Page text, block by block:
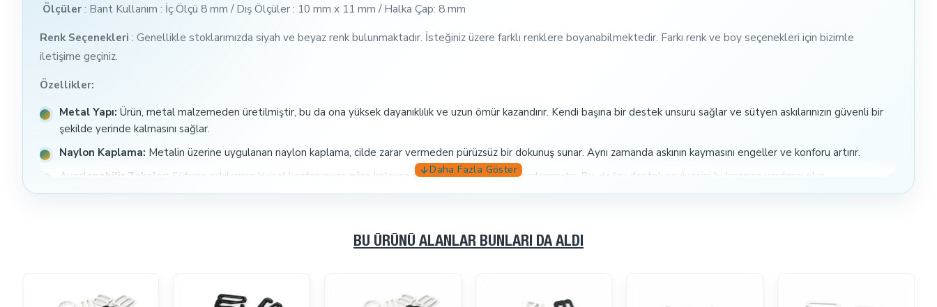
Ölçüler: Bant Kullanım : İç Ölçü 8 mm / Dış Ölçüler : 10 mm x 11 mm / Halka Çap: 8 mm
Renk Seçenekleri : Genellikle stoklarımızda siyah ve beyaz renk bulunmaktadır. İsteğiniz üzere farklı renklere boyanabilmektedir. Farkı renk ve boy seçenekleri için bizimle
iletişime geçiniz.
Özellikler:
Metal Yapı: Ürün, metal malzemeden üretilmiştir, bu da ona yüksek dayanıklılık ve uzun ömür kazandırır. Kendi başına bir destek unsuru sağlar ve sütyen askılarınızın güvenli bir
şekilde yerinde kalmasını sağlar.
Naylon Kaplama: Metalin üzerine uygulanan naylon kaplama, cilde zarar vermeden pürüzsüz bir dokunuş sunar. Aynı zamanda askının kaymasını engeller ve konforu artırır.
Ayarlanabilir Tokalar: Sütyen askılarınızı kişisel konforunuza göre kolayca ayarlayabilmeniz için tasarlanmıştır. Bu, doğru destek seviyesini bulmanıza yardımcı olur.
açısından testlere uygundur.
BU ÜRÜNÜ ALANLAR BUNLARI DA ALDI